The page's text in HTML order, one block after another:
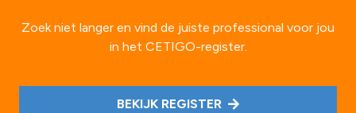
Zoek niet langer en vind de juiste professional voor jou
in het CETIGO-register.
BEKIJK REGISTER